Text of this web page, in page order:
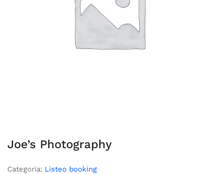
Joe’s Photography
Categoria: Listeo booking